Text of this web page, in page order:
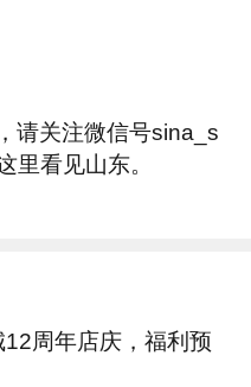
请关注微信号sina_s
里看见山东。
周年店庆，福利预